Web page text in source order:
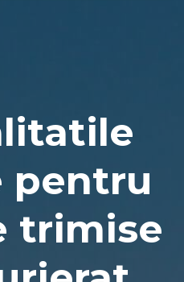
pentru
trimise